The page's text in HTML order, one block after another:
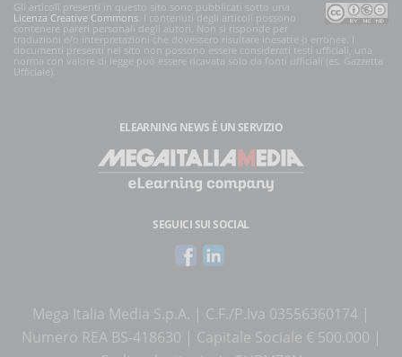
Gli articoli presenti in questo sito sono pubblicati sotto una
Licenza Creative Commons. I contenuti degli articoli possono
contenere pareri personali degli autori. Non si risponde per
traduzioni e/o interpretazioni che dovessero risultare inesatte o erronee. I
documenti presenti nel sito non possono essere considerati testi ufficiali, una
norma con valore di legge può essere ricavata solo da fonti ufficiali (es. Gazzetta
Ufficiale).
ELEARNING NEWS È UN SERVIZIO
SEGUICI SUI SOCIAL
Mega Italia Media S.p.A. | C.F./P.Iva 03556360174 |
Numero REA BS-418630 | Capitale Sociale € 500.000 |